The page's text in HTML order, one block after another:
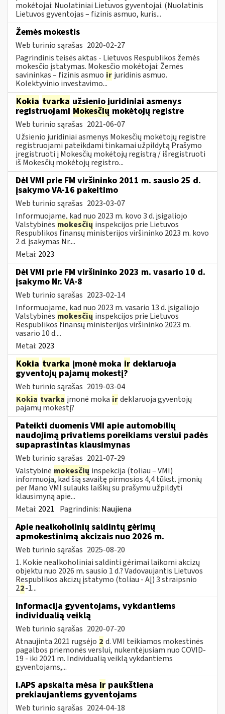
mokėtojai: Nuolatiniai Lietuvos gyventojai. (Nuolatinis
Lietuvos gyventojas – fizinis asmuo, kuris...
Žemės mokestis
Web turinio sąrašas 2020-02-27
Pagrindinis teisės aktas - Lietuvos Respublikos žemės
mokesčio įstatymas. Mokesčio mokėtojai: Žemės
savininkas – fizinis asmuo ir juridinis asmuo.
Kolektyvinio investavimo...
Kokia tvarka užsienio juridiniai asmenys
registruojami Mokesčių mokėtojų registre
Web turinio sąrašas 2021-06-07
Užsienio juridiniai asmenys Mokesčių mokėtojų registre
registruojami pateikdami tinkamai užpildytą Prašymo
įregistruoti į Mokesčių mokėtojų registrą / išregistruoti
iš Mokesčių mokėtojų registro...
Dėl VMI prie FM viršininko 2011 m. sausio 25 d.
įsakymo VA-16 pakeitimo
Web turinio sąrašas 2023-03-07
Informuojame, kad nuo 2023 m. kovo 3 d. įsigaliojo
Valstybinės mokesčių inspekcijos prie Lietuvos
Respublikos finansų ministerijos viršininko 2023 m. kovo
2 d. įsakymas Nr....
Metai: 2023
Dėl VMI prie FM viršininko 2023 m. vasario 10 d.
įsakymo Nr. VA-8
Web turinio sąrašas 2023-02-14
Informuojame, kad nuo 2023 m. vasario 13 d. įsigaliojo
Valstybinės mokesčių inspekcijos prie Lietuvos
Respublikos finansų ministerijos viršininko 2023 m.
vasario 10 d....
Metai: 2023
Kokia tvarka įmonė moka ir deklaruoja
gyventojų pajamų mokestį?
Web turinio sąrašas 2019-03-04
Kokia tvarka įmonė moka irdeklaruoja gyventojų
pajamų mokestį?
Pateikti duomenis VMI apie automobilių
naudojimą privatiems poreikiams verslui padės
supaprastintas klausimynas
Web turinio sąrašas 2021-07-29
Valstybinė mokesčių inspekcija (toliau – VMI)
informuoja, kad šią savaitę pirmosios 4,4 tūkst. įmonių
per Mano VMI sulauks laiškų su prašymu užpildyti
klausimyną apie...
Metai: 2021 Pagrindinis: Naujiena
Apie nealkoholinių saldintų gėrimų
apmokestinimą akcizais nuo 2026 m.
Web turinio sąrašas 2025-08-20
1. Kokie nealkoholiniai saldinti gėrimai laikomi akcizų
objektu nuo 2026 m. sausio 1 d.? Vadovaujantis Lietuvos
Respublikos akcizų įstatymo (toliau - AĮ) 3 straipsnio
22-1...
Informacija gyventojams, vykdantiems
individualią veiklą
Web turinio sąrašas 2020-07-20
Atnaujinta 2021 rugsėjo 2 d. VMI teikiamos mokestinės
pagalbos priemonės verslui, nukentėjusiam nuo COVID-
19 - iki 2021 m. Individualią veiklą vykdantiems
gyventojams,...
i.APS apskaita mėsa ir paukštiena
prekiaujantiems gyventojams
Web turinio sąrašas 2024-04-18